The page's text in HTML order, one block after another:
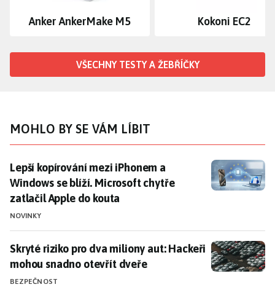
Anker AnkerMake M5 Kokoni EC2
VŠECHNY TESTY A ŽEBŘÍČKY
MOHLO BY SE VÁM LÍBIT
Lepší kopírování mezi iPhonem a Windows se blíží.
Lepší kopírování mezi iPhonem a
Windows se blíží. Microsoft chytře
zatlačil Apple do kouta
NOVINKY
Skryté riziko pro dva miliony aut: Hackeři mohou
Skryté riziko pro dva miliony aut: Hackeři
mohou snadno otevřít dveře
BEZPEČNOST